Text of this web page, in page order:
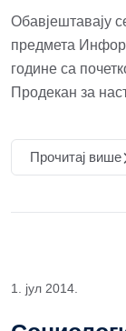
Обавјештавају
предмета
године са
Продекан за
Прочитај више
1. јул 2014.